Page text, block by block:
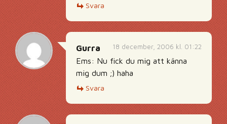
Svara
18 december, 2006 kl. 01:22
Gurra
Ems: Nu fick du mig att känna
mig dum ;) haha
Svara